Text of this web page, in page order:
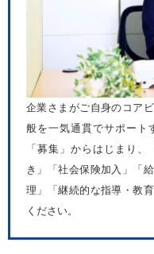
企業さまがご自身のコア
般を一気通貫でサポート
「募集」からはじまり
き」「社会保険加入」「
理」「継続的な指導・教
ください。